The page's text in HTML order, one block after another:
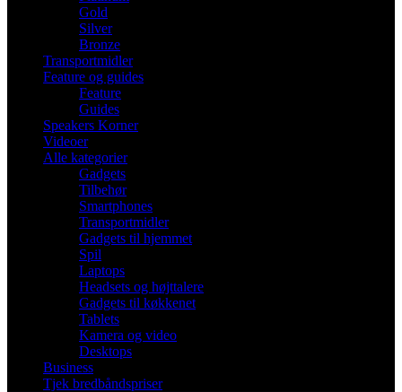
Gold
Silver
Bronze
Transportmidler
Feature og guides
Feature
Guides
Speakers Korner
Videoer
Alle kategorier
Gadgets
Tilbehør
Smartphones
Transportmidler
Gadgets til hjemmet
Spil
Laptops
Headsets og højttalere
Gadgets til køkkenet
Tablets
Kamera og video
Desktops
Business
Tjek bredbåndspriser